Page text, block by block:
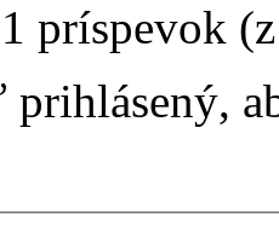
príspevok